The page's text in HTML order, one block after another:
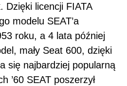
Dzięki licencji FIATA
modelu SEAT’a
roku, a 4 lata później
mały Seat 600, dzięki
się najbardziej popularną
’60 SEAT poszerzył